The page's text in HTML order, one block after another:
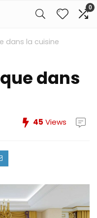
0
dans la cuisine
dans
45 Views